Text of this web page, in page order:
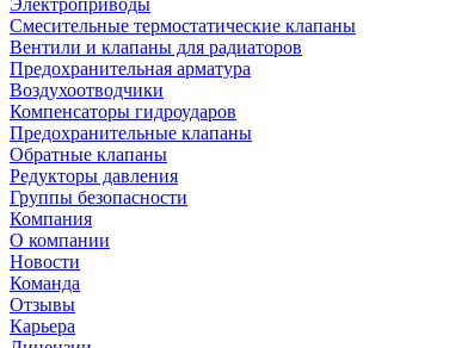
Электроприводы
Смесительные термостатические клапаны
Вентили и клапаны для радиаторов
Предохранительная арматура
Воздухоотводчики
Компенсаторы гидроударов
Предохранительные клапаны
Обратные клапаны
Редукторы давления
Группы безопасности
Компания
О компании
Новости
Команда
Отзывы
Карьера